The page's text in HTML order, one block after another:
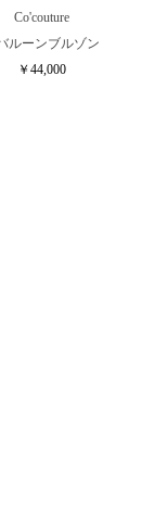
Co'couture
ルーンブルゾン
￥44,000